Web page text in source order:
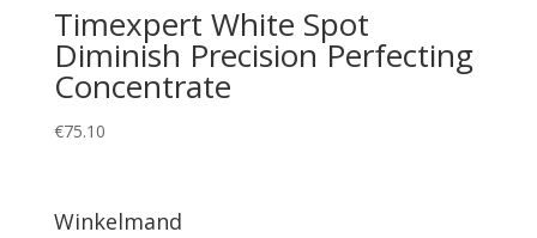
Timexpert White Spot
Diminish Precision Perfecting
Concentrate
€75.10
Winkelmand